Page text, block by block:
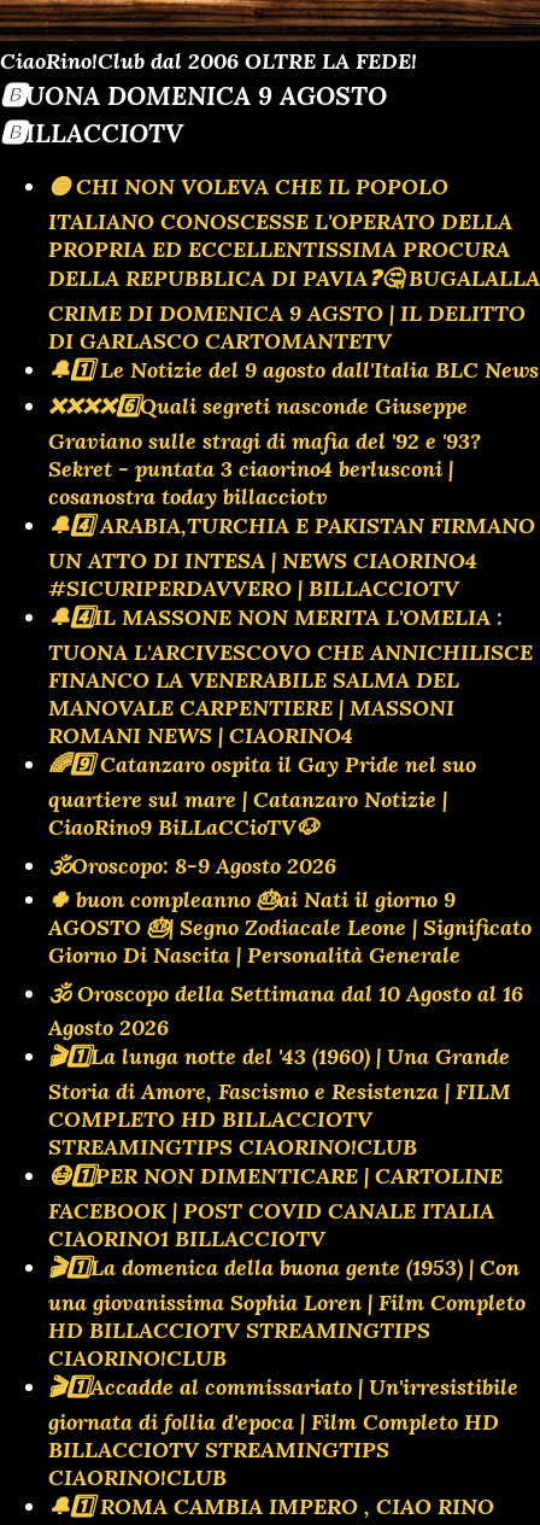
CiaoRino!Club dal 2006 OLTRE LA FEDE!
🅱️UONA DOMENICA 9 AGOSTO
🅱️ILLACCIOTV
🟡 CHI NON VOLEVA CHE IL POPOLO
ITALIANO CONOSCESSE L'OPERATO DELLA
PROPRIA ED ECCELLENTISSIMA PROCURA
DELLA REPUBBLICA DI PAVIA❓️🤔 BUGALALLA
CRIME DI DOMENICA 9 AGSTO | IL DELITTO
DI GARLASCO CARTOMANTETV
🔔1️⃣ Le Notizie del 9 agosto dall'Italia BLC News
❌️❌️❌️❌️6️⃣Quali segreti nasconde Giuseppe
Graviano sulle stragi di mafia del '92 e '93?
Sekret - puntata 3 ciaorino4 berlusconi |
cosanostra today billacciotv
🔔4️⃣ ARABIA,TURCHIA E PAKISTAN FIRMANO
UN ATTO DI INTESA | NEWS CIAORINO4
#SICURIPERDAVVERO | BILLACCIOTV
🔔4️⃣IL MASSONE NON MERITA L'OMELIA :
TUONA L'ARCIVESCOVO CHE ANNICHILISCE
FINANCO LA VENERABILE SALMA DEL
MANOVALE CARPENTIERE | MASSONI
ROMANI NEWS | CIAORINO4
🌈9️⃣ Catanzaro ospita il Gay Pride nel suo
quartiere sul mare | Catanzaro Notizie |
CiaoRino9 BiLLaCCioTV🐶
🕉Oroscopo: 8-9 Agosto 2026
🍀 buon compleanno 🎂ai Nati il giorno 9
AGOSTO 🎂| Segno Zodiacale Leone | Significato
Giorno Di Nascita | Personalità Generale
🕉 Oroscopo della Settimana dal 10 Agosto al 16
Agosto 2026
🎬1️⃣La lunga notte del '43 (1960) | Una Grande
Storia di Amore, Fascismo e Resistenza | FILM
COMPLETO HD BILLACCIOTV
STREAMINGTIPS CIAORINO!CLUB
😷1️⃣PER NON DIMENTICARE | CARTOLINE
FACEBOOK | POST COVID CANALE ITALIA
CIAORINO1 BILLACCIOTV
🎬1️⃣La domenica della buona gente (1953) | Con
una giovanissima Sophia Loren | Film Completo
HD BILLACCIOTV STREAMINGTIPS
CIAORINO!CLUB
🎬1️⃣Accadde al commissariato | Un'irresistibile
giornata di follia d'epoca | Film Completo HD
BILLACCIOTV STREAMINGTIPS
CIAORINO!CLUB
🔔1️⃣ ROMA CAMBIA IMPERO , CIAO RINO